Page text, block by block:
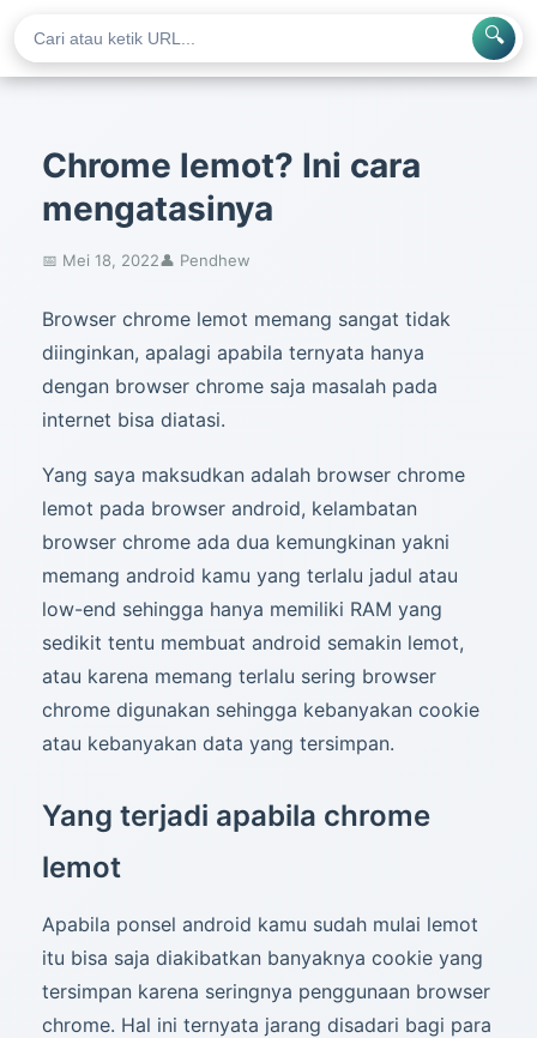
🔍
Chrome lemot? Ini cara
mengatasinya
📅 Mei 18, 2022👤 Pendhew
Browser chrome lemot memang sangat tidak
diinginkan, apalagi apabila ternyata hanya
dengan browser chrome saja masalah pada
internet bisa diatasi.
Yang saya maksudkan adalah browser chrome
lemot pada browser android, kelambatan
browser chrome ada dua kemungkinan yakni
memang android kamu yang terlalu jadul atau
low-end sehingga hanya memiliki RAM yang
sedikit tentu membuat android semakin lemot,
atau karena memang terlalu sering browser
chrome digunakan sehingga kebanyakan cookie
atau kebanyakan data yang tersimpan.
Yang terjadi apabila chrome
lemot
Apabila ponsel android kamu sudah mulai lemot
itu bisa saja diakibatkan banyaknya cookie yang
tersimpan karena seringnya penggunaan browser
chrome. Hal ini ternyata jarang disadari bagi para